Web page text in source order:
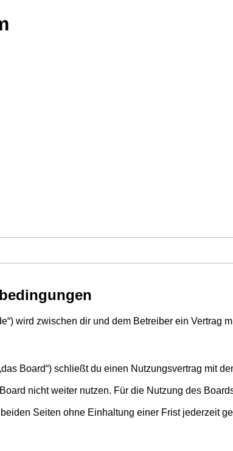
wird zwischen dir und dem Betreiber ein Vertrag
Board“) schließt du einen Nutzungsvertrag mit
nicht weiter nutzen. Für die Nutzung des
Seiten ohne Einhaltung einer Frist jederzeit